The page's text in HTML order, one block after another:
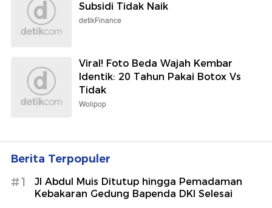
Subsidi Tidak Naik
detikFinance
Viral! Foto Beda Wajah Kembar
Identik: 20 Tahun Pakai Botox Vs
Tidak
Wolipop
Berita Terpopuler
#1
Jl Abdul Muis Ditutup hingga Pemadaman
Kebakaran Gedung Bapenda DKI Selesai